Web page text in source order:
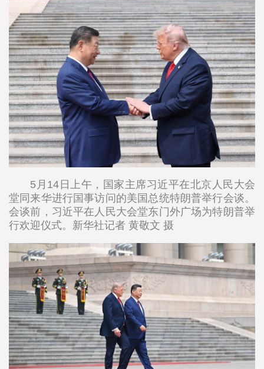
5月14日上午，国家主席习近平在北京人民大会
堂同来华进行国事访问的美国总统特朗普举行会谈。
会谈前，习近平在人民大会堂东门外广场为特朗普举
行欢迎仪式。新华社记者 黄敬文 摄